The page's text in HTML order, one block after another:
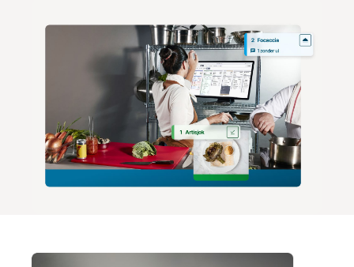
Reservations
Benchmarks & Trends
Hardware
Integraties